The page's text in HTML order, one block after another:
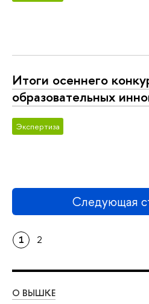
Итоги осеннего
образовательных
Экспертиза
Следующая
1 2
О ВЫШКЕ